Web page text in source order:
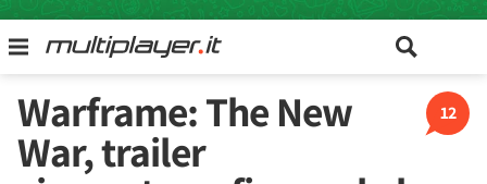
12
Warframe: The New
War, trailer